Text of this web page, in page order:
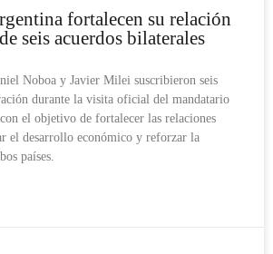
fortalecen su relación
seis acuerdos bilaterales
Noboa y Javier Milei suscribieron seis
durante la visita oficial del mandatario
el objetivo de fortalecer las relaciones
el desarrollo económico y reforzar la
países.